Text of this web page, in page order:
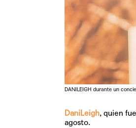
DANILEIGH durante un
DaniLeigh, quien
agosto.